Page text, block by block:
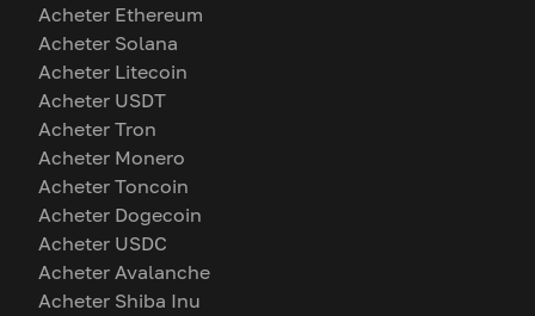
Acheter Ethereum
Acheter Solana
Acheter Litecoin
Acheter USDT
Acheter Tron
Acheter Monero
Acheter Toncoin
Acheter Dogecoin
Acheter USDC
Acheter Avalanche
Acheter Shiba Inu